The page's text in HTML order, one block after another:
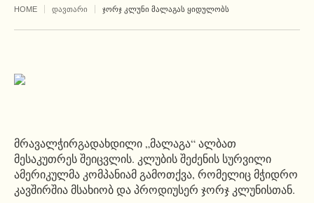
HOME ᲓᲐᲕᲗᲐᲠᲘ ᲯᲝᲠᲯ ᲙᲚᲣᲜᲘ ᲛᲐᲚᲐᲒᲐᲡ ᲧᲘᲓᲣᲚᲝᲑᲡ
მრავალჭირგადახდილი „მალაგა“ ალბათ
მესაკუთრეს შეიცვლის. კლუბის შეძენის სურვილი
ამერიკულმა კომპანიამ გამოთქვა, რომელიც მჭიდრო
კავშირშია მსახიობ და პროდიუსერ ჯორჯ კლუნისთან.